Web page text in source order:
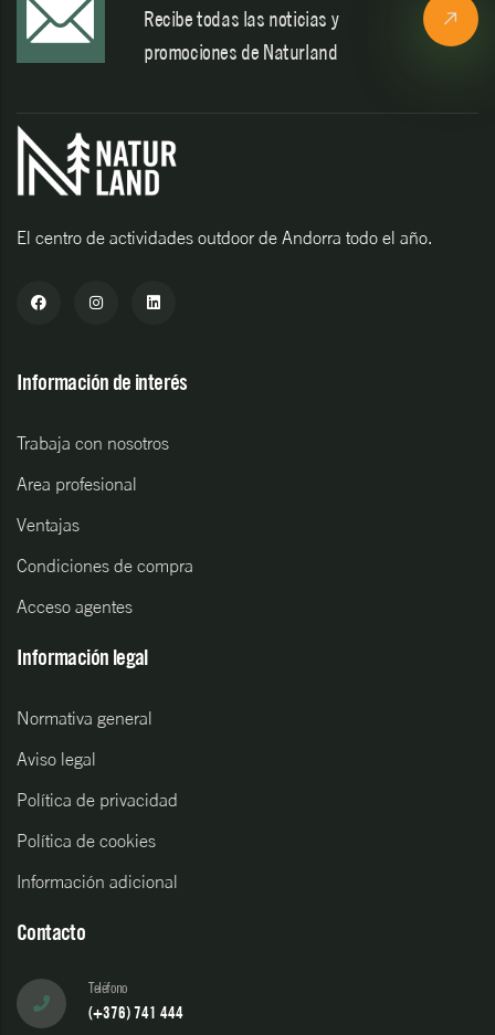
Recibe todas las noticias y
promociones de Naturland
El centro de actividades outdoor de Andorra todo el año.
Información de interés
Trabaja con nosotros
Area profesional
Ventajas
Condiciones de compra
Acceso agentes
Información legal
Normativa general
Aviso legal
Política de privacidad
Política de cookies
Información adicional
Contacto
Teléfono
(+376) 741 444